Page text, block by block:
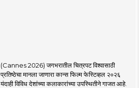
(Cannes 2026) जगभरातील चित्रपट विश्वासाठी
प्रतिष्ठेचा मानला जाणारा कान्स फिल्म फेस्टिव्हल २०२६
यंदाही विविध देशांच्या कलाकारांच्या उपस्थितीने गाजत आहे.